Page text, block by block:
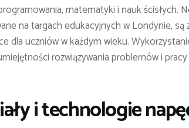
matematyki i nauk ścisłych.
na targach edukacyjnych w Londynie, są
dla uczniów w każdym wieku.
rozwiązywania problemów i
i technologie